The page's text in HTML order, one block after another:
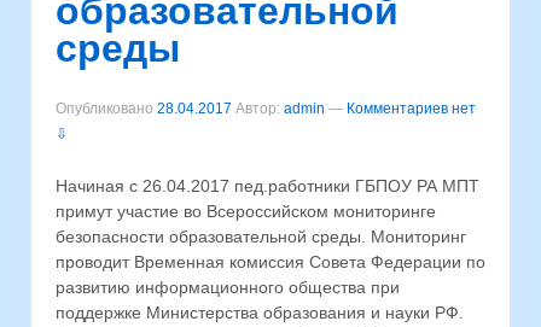
образовательной
среды
Опубликовано 28.04.2017 Автор: admin — Комментариев нет
⇩
Начиная с 26.04.2017 пед.работники ГБПОУ РА МПТ
примут участие во Всероссийском мониторинге
безопасности образовательной среды. Мониторинг
проводит Временная комиссия Совета Федерации по
развитию информационного общества при
поддержке Министерства образования и науки РФ.